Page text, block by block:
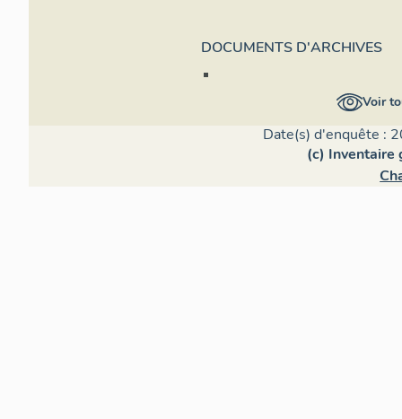
DOCUMENTS D'ARCHIVES
Voir
Date(s) d'enquête :
(c) Inventaire